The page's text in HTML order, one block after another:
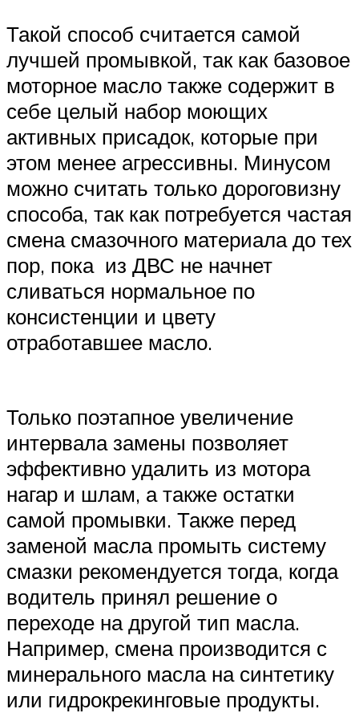
Такой способ считается самой
лучшей промывкой, так как базовое
моторное масло также содержит в
себе целый набор моющих
активных присадок, которые при
этом менее агрессивны. Минусом
можно считать только дороговизну
способа, так как потребуется частая
смена смазочного материала до тех
пор, пока из ДВС не начнет
сливаться нормальное по
консистенции и цвету
отработавшее масло.
Только поэтапное увеличение
интервала замены позволяет
эффективно удалить из мотора
нагар и шлам, а также остатки
самой промывки. Также перед
заменой масла промыть систему
смазки рекомендуется тогда, когда
водитель принял решение о
переходе на другой тип масла.
Например, смена производится с
минерального масла на синтетику
или гидрокрекинговые продукты.